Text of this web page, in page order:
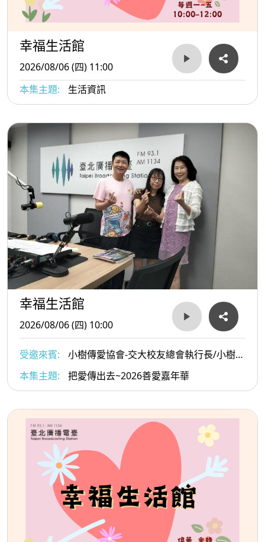
幸福生活館
2026/08/06 (四) 11:00
本集主題:
生活資訊
幸福生活館
2026/08/06 (四) 10:00
受邀來賓:
小樹傳愛協會-交大校友總會執行長/小樹傳
愛協會副理事長/陳俊秀與小樹傳愛協會發起人戴惠貞
Dammy老師
本集主題: 把愛傳出去~2026善愛嘉年華